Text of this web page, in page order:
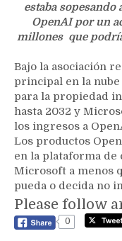
estaba sopesando
OpenAI por un
millones que
Bajo la asociación
principal en la
para la propiedad
hasta 2032 y
los ingresos a
Los productos
en la plataforma de
Microsoft a menos
pueda o decida no
Please follow
0